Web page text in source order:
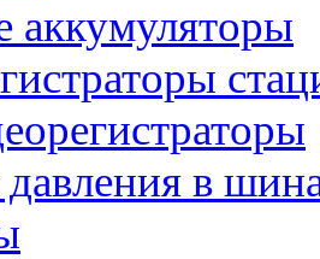
аккумуляторы
в